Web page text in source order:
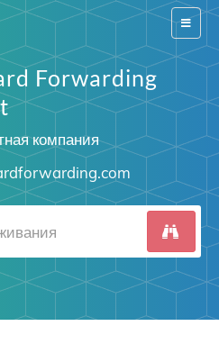
Switch
Forwarding
компания